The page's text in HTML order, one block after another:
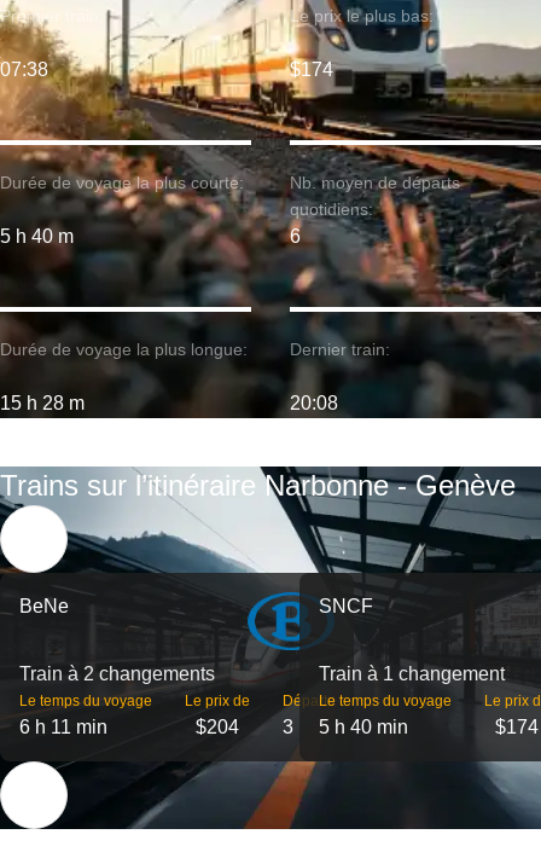
Durée de voyage la plus courte:
5 h 40 m
Premier train:
07:38
Durée de voyage la plus longue:
15 h 28 m
Le prix le plus bas:
$174
Nb. moyen de départs
quotidiens:
6
Dernier train:
20:08
Trains sur l’itinéraire Narbonne - Genève
BeNe
Train à 2 changements
Le temps du voyage
6 h 11 min
Le prix de
$204
Départs
3
SNCF
Train à 1 changement
Le temps du voyage
5 h 40 min
Le prix
$174